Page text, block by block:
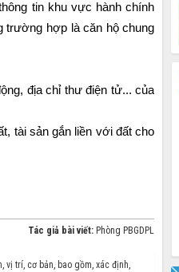
tin khu vực hành chính
trường hợp là căn hộ chung
địa chỉ thư điện tử... của
tài sản gắn liền với đất cho
Tác giả bài viết: Phòng PBGDPL
, vị trí, cơ bản, bao gồm, xác định,